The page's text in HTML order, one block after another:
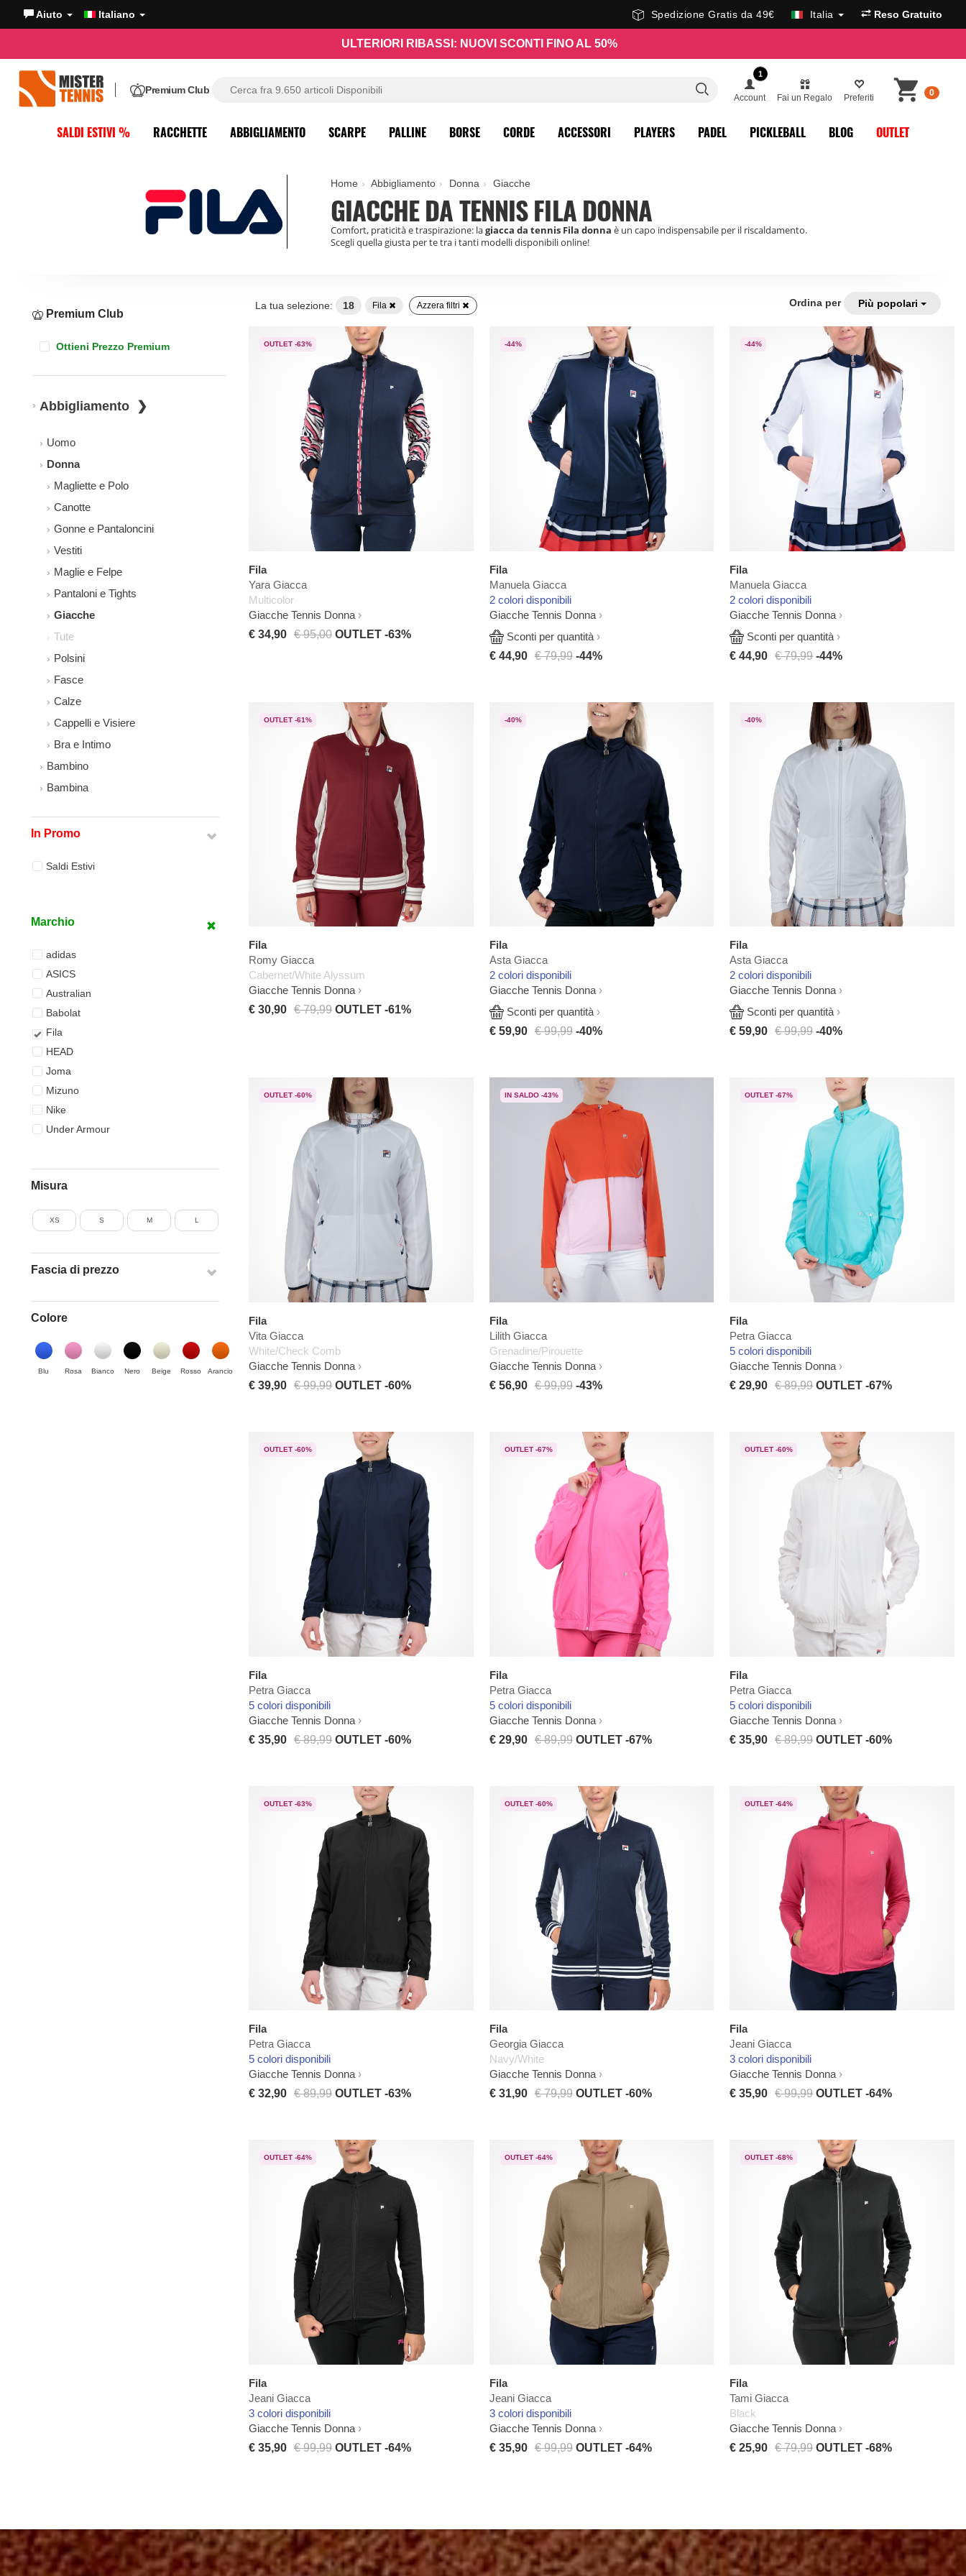
Aiuto Italiano Spedizione Gratis da 49€ Italia Reso Gratuito
ULTERIORI RIBASSI: NUOVI SCONTI FINO AL 50%
Premium Club
1
Account Fai un Regalo Preferiti 0
SALDI ESTIVI % RACCHETTE ABBIGLIAMENTO SCARPE PALLINE BORSE CORDE ACCESSORI PLAYERS PADEL PICKLEBALL BLOG OUTLET
Home Abbigliamento Donna Giacche
GIACCHE DA TENNIS FILA DONNA
Comfort, praticità e traspirazione: lagiacca da tennis Fila donna è un capo indispensabile per il riscaldamento.
Scegli quella giusta per te tra i tanti modelli disponibili online!
Premium Club
Ottieni Prezzo Premium
Abbigliamento
Uomo
Donna
Magliette e Polo
Canotte
Gonne e Pantaloncini
Vestiti
Maglie e Felpe
Pantaloni e Tights
Giacche
Tute
Polsini
Fasce
Calze
Cappelli e Visiere
Bra e Intimo
Bambino
Bambina
In Promo
Saldi Estivi
Marchio
adidas
ASICS
Australian
Babolat
Fila
HEAD
Joma
Mizuno
Nike
Under Armour
Misura
XS S M L
Fascia di prezzo
Colore
Blu Rosa Bianco Nero Beige Rosso Arancio
Ordina per Più popolari
La tua selezione: 18 Fila Azzera filtri
OUTLET -63%
Fila
Yara Giacca
Multicolor
Giacche Tennis Donna
€ 34,90 € 95,00 OUTLET -63%
-44%
Fila
Manuela Giacca
2 colori disponibili
Giacche Tennis Donna
Sconti per quantità
€ 44,90 € 79,99 -44%
-44%
Fila
Manuela Giacca
2 colori disponibili
Giacche Tennis Donna
Sconti per quantità
€ 44,90
€ 79,99 -44%
OUTLET -61%
Fila
Romy Giacca
Cabernet/White Alyssum
Giacche Tennis Donna
€ 30,90 € 79,99 OUTLET -61%
-40%
Fila
Asta Giacca
2 colori disponibili
Giacche Tennis Donna
Sconti per quantità
€ 59,90 € 99,99 -40%
-40%
Fila
Asta Giacca
2 colori disponibili
Giacche Tennis Donna
Sconti per quantità
€ 59,90
€ 99,99 -40%
OUTLET -60%
Fila
Vita Giacca
White/Check Comb
Giacche Tennis Donna
€ 39,90 € 99,99 OUTLET -60%
IN SALDO -43%
Fila
Lilith Giacca
Grenadine/Pirouette
Giacche Tennis Donna
€ 56,90 € 99,99 -43%
OUTLET -67%
Fila
Petra Giacca
5 colori disponibili
Giacche Tennis Donna
€ 29,90
€ 89,99 OUTLET -67%
OUTLET -60%
Fila
Petra Giacca
5 colori disponibili
Giacche Tennis Donna
€ 35,90 € 89,99 OUTLET -60%
OUTLET -67%
Fila
Petra Giacca
5 colori disponibili
Giacche Tennis Donna
€ 29,90 € 89,99 OUTLET -67%
OUTLET -60%
Fila
Petra Giacca
5 colori disponibili
Giacche Tennis Donna
€ 35,90
€ 89,99 OUTLET -60%
OUTLET -63%
Fila
Petra Giacca
5 colori disponibili
Giacche Tennis Donna
€ 32,90 € 89,99 OUTLET -63%
OUTLET -60%
Fila
Georgia Giacca
Navy/White
Giacche Tennis Donna
€ 31,90 € 79,99 OUTLET -60%
OUTLET -64%
Fila
Jeani Giacca
3 colori disponibili
Giacche Tennis Donna
€ 35,90
€ 99,99 OUTLET -64%
OUTLET -64%
Fila
Jeani Giacca
3 colori disponibili
Giacche Tennis Donna
€ 35,90 € 99,99 OUTLET -64%
OUTLET -64%
Fila
Jeani Giacca
3 colori disponibili
Giacche Tennis Donna
€ 35,90 € 99,99 OUTLET -64%
OUTLET -68%
Fila
Tami Giacca
Black
Giacche Tennis Donna
€ 25,90
€ 79,99 OUTLET -68%